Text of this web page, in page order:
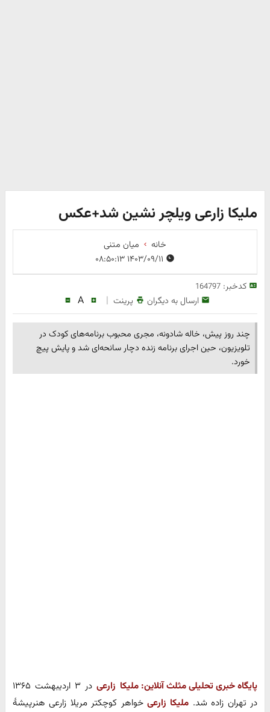
ملیکا زارعی ویلچر نشین شد+عکس
خانه
میان متنی
کدخبر:164797
ارسال به دیگران پرینت |
A
چند روز پیش، خاله شادونه، مجری محبوب برنامه‌های کودک در
تلویزیون، حین اجرای برنامه زنده دچار سانحه‌ای شد و پایش پیچ
خورد.
پایگاه خبری تحلیلی مثلث آنلاین: ملیکا زارعی
در ۳ اردیبهشت ۱۳۶۵
در تهران زاده شد. ملیکا زارعی خواهر کوچکتر مریلا زارعی هنرپیشهٔ